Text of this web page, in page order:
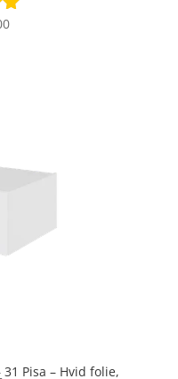
31 Pisa – Hvid folie,